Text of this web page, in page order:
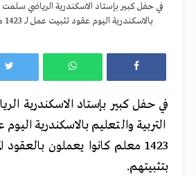
في حفل كبير بإستاد الاسكندرية الرياضي سلمت
بالاسكندرية اليوم عقود تثبيت عمل لــ 1423 معلم كانوا يعملون...
في حفل كبير بإستاد الاسكندرية
التربية والتعليم بالاسكندرية
1423 معلم كانوا يعملون
بتثبيتهم.